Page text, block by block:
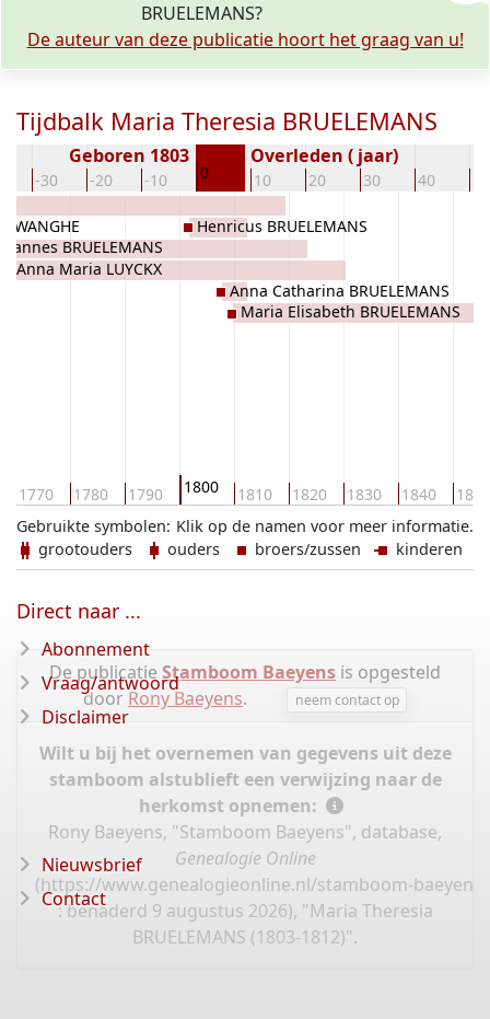
BRUELEMANS?
De auteur van deze publicatie hoort het graag van u!
Tijdbalk Maria Theresia BRUELEMANS
-30 -20 -10 0 10 20 30 40
Geboren 1803 Overleden ( jaar)
1770 1780 1790 1800 1810 1820 1830 1840 1850
WANGHE
Joannes BRUELEMANS
Anna Maria LUYCKX
Henricus BRUELEMANS
Anna Catharina BRUELEMANS
Maria Elisabeth BRUELEMANS
Klik op de namen voor meer informatie.
Gebruikte symbolen:
grootouders
ouders broers/zussen kinderen
De publicatie Stamboom Baeyens is opgesteld
door Rony Baeyens. neem contact op
Wilt u bij het overnemen van gegevens uit deze
stamboom alstublieft een verwijzing naar de
herkomst opnemen:
Rony Baeyens, "Stamboom Baeyens", database,
Genealogie Online
(https://www.genealogieonline.nl/stamboom-
: benaderd 9 augustus 2026), "Maria Theresia
BRUELEMANS (1803-1812)".
Direct naar ...
Abonnement
Vraag/antwoord
Disclaimer
Nieuwsbrief
Contact